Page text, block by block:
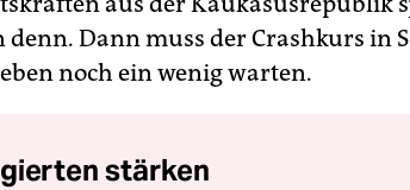
denn. Dann muss der Crashkurs in
noch ein wenig warten.
stärken